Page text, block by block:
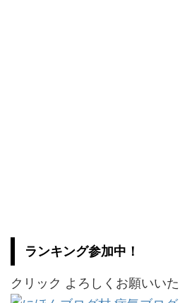
ランキング参加中！
クリック よろしくお願いいた